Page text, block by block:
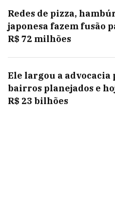
Redes de pizza,
japonesa fazem fusão
R$ 72 milhões
Ele largou a
bairros planejados e
R$ 23 bilhões